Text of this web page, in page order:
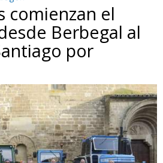
comienzan el
Berbegal al
por